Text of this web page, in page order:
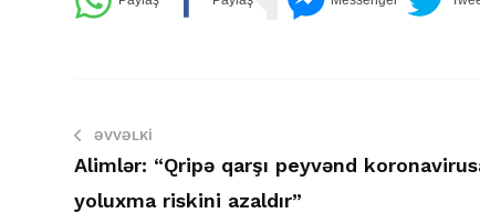
ƏVVƏLKI
Alimlər: “Qripə qarşı peyvənd
yoluxma riskini azaldır”